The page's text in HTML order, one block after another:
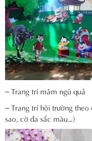
– Trang trí mâm ngũ quả
– Trang trí hội trường theo
sao, cờ đa sắc màu…)